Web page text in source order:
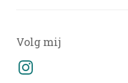
Volg mij
Instagram